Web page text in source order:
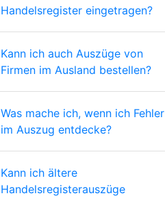
Handelsregister eingetragen?
Kann ich auch Auszüge von
Firmen im Ausland bestellen?
Was mache ich, wenn ich Fehler
im Auszug entdecke?
Kann ich ältere
Handelsregisterauszüge